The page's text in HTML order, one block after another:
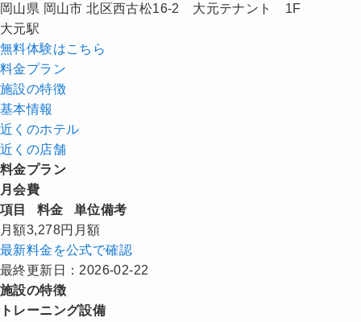
岡山県 岡山市 北区西古松16-2 大元テナント 1F
大元駅
無料体験はこちら
料金プラン
施設の特徴
基本情報
近くのホテル
近くの店舗
料金プラン
月会費
項目
料金 単位備考
月額3,278円 月額
最新料金を公式で確認
最終更新日：2026-02-22
施設の特徴
トレーニング設備